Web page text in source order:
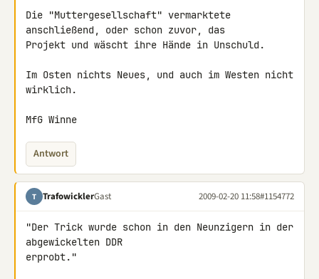
Die "Muttergesellschaft" vermarktete
anschließend, oder schon zuvor, das
Projekt und wäscht ihre Hände in Unschuld.
Im Osten nichts Neues, und auch im Westen nicht
wirklich.
MfG Winne
Antwort
T TrafowicklerGast 2009-02-20 11:58#1154772
"Der Trick wurde schon in den Neunzigern in der
abgewickelten DDR
erprobt."